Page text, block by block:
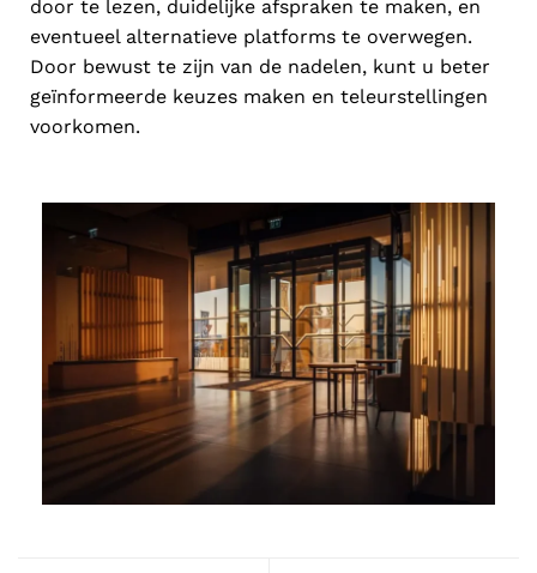
door te lezen, duidelijke afspraken te maken, en
eventueel alternatieve platforms te overwegen.
Door bewust te zijn van de nadelen, kunt u beter
geïnformeerde keuzes maken en teleurstellingen
voorkomen.